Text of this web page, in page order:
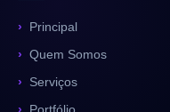
Principal
Quem Somos
Serviços